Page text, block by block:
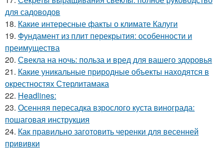
для садоводов
18. Какие интересные факты о климате Калуги
19. Фундамент из плит перекрытия: особенности и
преимущества
20. Свекла на ночь: польза и вред для вашего здоровья
21. Какие уникальные природные объекты находятся в
окрестностях Стерлитамака
22. Headlines:
23. Осенняя пересадка взрослого куста винограда:
пошаговая инструкция
24. Как правильно заготовить черенки для весенней
прививки